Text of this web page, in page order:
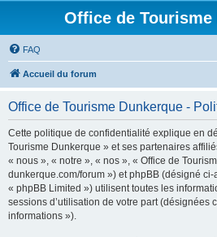
Office de Tourisme
FAQ
Accueil du forum
Office de Tourisme Dunkerque -
Cette politique de confidentialité explique en
Tourisme Dunkerque » et ses partenaires
« nous », « notre », « nos », « Office de
dunkerque.com/forum ») et phpBB (désigné
« phpBB Limited ») utilisent toutes les
sessions d’utilisation de votre part (désignées
informations »).